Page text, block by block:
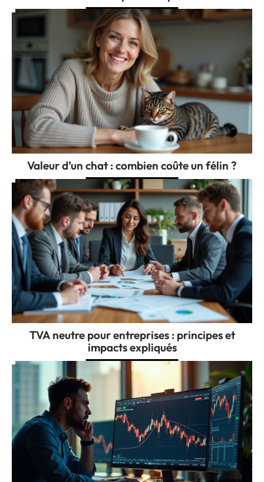
Valeur d’un chat : combien coûte un félin ?
TVA neutre pour entreprises : principes et
impacts expliqués